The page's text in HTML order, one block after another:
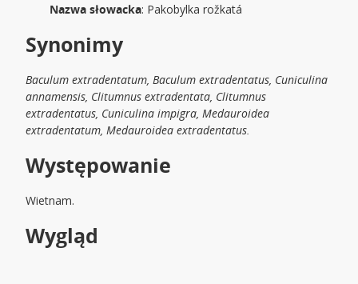
Nazwa słowacka: Pakobylka rožkatá
Synonimy
Baculum extradentatum, Baculum extradentatus, Cuniculina
annamensis, Clitumnus extradentata, Clitumnus
extradentatus, Cuniculina impigra, Medauroidea
extradentatum, Medauroidea extradentatus.
Występowanie
Wietnam.
Wygląd